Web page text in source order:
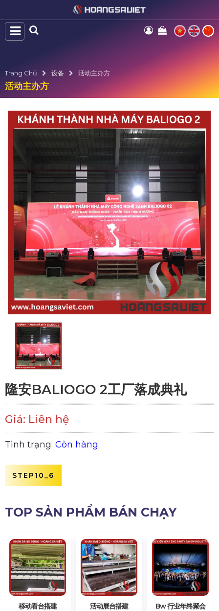
Trang Chủ 设备 活动主办方
活动主办方
隆安BALIOGO 2工厂落成典礼
Giá: Liên hệ
Tình trạng: Còn hàng
STEP10_6
TOP SẢN PHẨM BÁN CHẠY
移动看台搭建 活动展台搭建 Bw 行业年终聚会